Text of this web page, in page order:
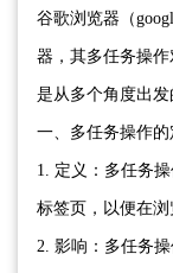
谷歌浏览器（
器，其多任务操
是从多个角度出发
一、多任务操作
1. 定义：多任务
标签页，以便在浏
2. 影响：多任务